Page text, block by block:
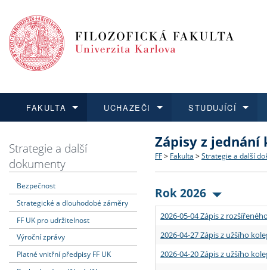
FAKULTA
Dozvědět se více
Struktura a historie
Strategie a další
Podpora a benefity pro
Absolventi fakulty
UCHAZEČI
Podat přihlášku
Co studovat a jak se
Učitelské studijní
Informace k průběhu
STUDUJÍCÍ
Dozvědět se více
Bakalářské a magisterské
Doktorské studium
Rigorózní řízení
Dozvědět se více
O vědě a výzkumu na FF
Akademické kvalifikace
Granty a projekty
Dozvědět se více
Aktuální nabídky a
Vyjíždějící studenti
Přijíždějící studenti
Vyjíždějící zaměstnanci
Strategie a další
dokumenty
Bezpečnost
Strategické a dlouhodobé záměry
FF UK pro udržitelnost
Výroční zprávy
Platné vnitřní předpisy FF UK
Zápisy z jednání
FF > Fakulta > Strategie a další
Rok 2026
2026-05-04 Zápis z
2026-04-27 Zápis z užšího
2026-04-20 Zápis z užšího